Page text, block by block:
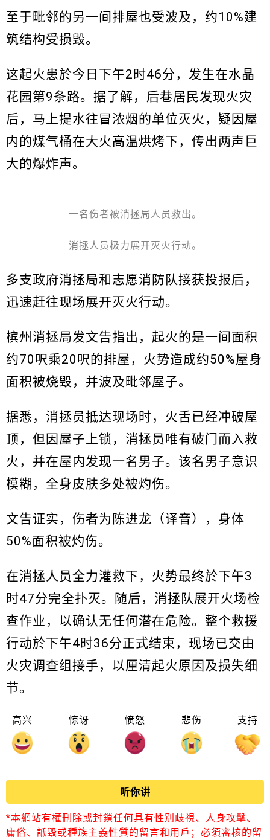
至于毗邻的另一间排屋也受波及，约10%建
筑结构受损毁。
这起火患於今日下午2时46分，发生在水晶
花园第9条路。据了解，后巷居民发现火灾
后，马上提水往冒浓烟的单位灭火，疑因屋
内的煤气桶在大火高温烘烤下，传出两声巨
大的爆炸声。
一名伤者被消拯局人员救出。
消拯人员极力展开灭火行动。
多支政府消拯局和志愿消防队接获投报后，
迅速赶往现场展开灭火行动。
槟州消拯局发文告指出，起火的是一间面积
约70呎乘20呎的排屋，火势造成约50%屋身
面积被烧毁，并波及毗邻屋子。
据悉，消拯员抵达现场时，火舌已经冲破屋
顶，但因屋子上锁，消拯员唯有破门而入救
火，并在屋内发现一名男子。该名男子意识
模糊，全身皮肤多处被灼伤。
文告证实，伤者为陈进龙（译音），身体
50%面积被灼伤。
在消拯人员全力灌救下，火势最终於下午3
时47分完全扑灭。随后，消拯队展开火场检
查作业，以确认无任何潜在危险。整个救援
行动於下午4时36分正式结束，现场已交由
火灾调查组接手，以厘清起火原因及损失细
节。
高兴 惊讶 愤怒 悲伤 支持
听你讲
*本網站有權刪除或封鎖任何具有性別歧視、人身攻擊、
庸俗、詆毀或種族主義性質的留言和用戶；必須審核的留